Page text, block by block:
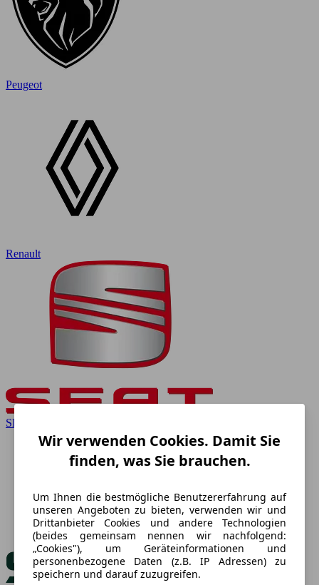
Wir verwenden Cookies. Damit Sie
finden, was Sie brauchen.
Um Ihnen die bestmögliche Benutzererfahrung auf
unseren Angeboten zu bieten, verwenden wir und
Drittanbieter Cookies und andere Technologien
(beides gemeinsam nennen wir nachfolgend:
„Cookies"), um Geräteinformationen und
personenbezogene Daten (z.B. IP Adressen) zu
speichern und darauf zuzugreifen.
Peugeot
Renault
SEAT